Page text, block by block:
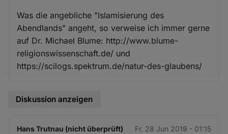
Was die angebliche "Islamisierung des
Abendlands" angeht, so verweise ich immer gerne
auf Dr. Michael Blume: http://www.blume-
religionswissenschaft.de/ und
https://scilogs.spektrum.de/natur-des-glaubens/
Diskussion anzeigen
Hans Trutnau (nicht überprüft) Fr. 28 Jun 2019 - 01:15